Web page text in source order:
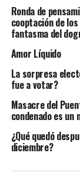
Ronda de
cooptación de
fantasma del
Amor Líquido
La sorpresa
fue a votar?
Masacre del
condenado es
¿Qué quedó
diciembre?